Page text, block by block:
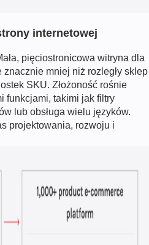
internetowej
pięciostronicowa witryna dla
mniej niż rozległy sklep
SKU. Złożoność rośnie
funkcjami, takimi jak filtry
lub obsługa wielu języków.
projektowania, rozwoju i